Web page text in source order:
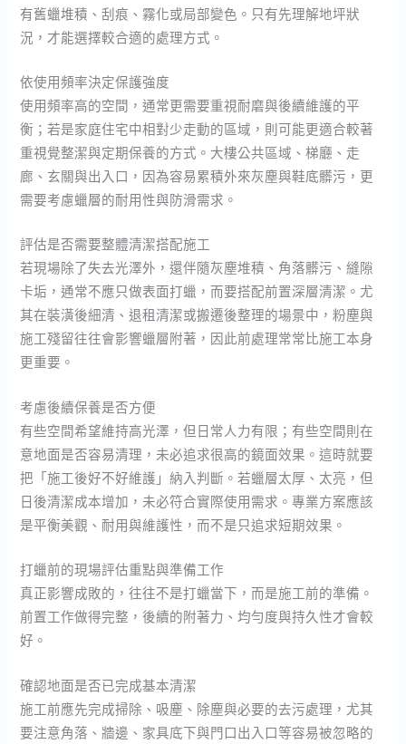
有舊蠟堆積、刮痕、霧化或局部變色。只有先理解地坪狀
況，才能選擇較合適的處理方式。
依使用頻率決定保護強度
使用頻率高的空間，通常更需要重視耐磨與後續維護的平
衡；若是家庭住宅中相對少走動的區域，則可能更適合較著
重視覺整潔與定期保養的方式。大樓公共區域、梯廳、走
廊、玄關與出入口，因為容易累積外來灰塵與鞋底髒污，更
需要考慮蠟層的耐用性與防滑需求。
評估是否需要整體清潔搭配施工
若現場除了失去光澤外，還伴隨灰塵堆積、角落髒污、縫隙
卡垢，通常不應只做表面打蠟，而要搭配前置深層清潔。尤
其在裝潢後細清、退租清潔或搬遷後整理的場景中，粉塵與
施工殘留往往會影響蠟層附著，因此前處理常常比施工本身
更重要。
考慮後續保養是否方便
有些空間希望維持高光澤，但日常人力有限；有些空間則在
意地面是否容易清理，未必追求很高的鏡面效果。這時就要
把「施工後好不好維護」納入判斷。若蠟層太厚、太亮，但
日後清潔成本增加，未必符合實際使用需求。專業方案應該
是平衡美觀、耐用與維護性，而不是只追求短期效果。
打蠟前的現場評估重點與準備工作
真正影響成敗的，往往不是打蠟當下，而是施工前的準備。
前置工作做得完整，後續的附著力、均勻度與持久性才會較
好。
確認地面是否已完成基本清潔
施工前應先完成掃除、吸塵、除塵與必要的去污處理，尤其
要注意角落、牆邊、家具底下與門口出入口等容易被忽略的